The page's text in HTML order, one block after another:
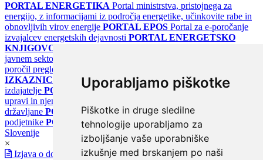
Uporabljamo piškotke
Piškotke in druge sledilne
tehnologije uporabljamo za
izboljšanje vaše uporabniške
izkušnje med brskanjem po naši
PORTAL ENERGETIKA Portal ministrstva, pristojnega za
energijo, z informacijami iz področja energetike, učinkovite rabe in
obnovljivih virov energije PORTAL EPOS Portal za e-poročanje
izvajalcev energetskih dejavnosti PORTAL ENERGETSKO
KNJIGOVODSTVO
javnem sektorju
poročil pregledov klimatskih sistemov
IZKAZNICE
Register energetskih izkaznic - za izdelovalce in
izdajatelje PORTAL GOV.SI Osrednje spletno mesto o državni
upravi in njenih storitvah
državljane PORTAL SPOT Državni portal za podjetja in
podjetnike PORTAL OPSI Državni portal odprtih podatkov
Slovenije
×
Izjava o dostopnosti